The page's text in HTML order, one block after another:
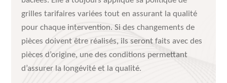
grilles tarifaires variées tout en assurant la qualité
pour chaque intervention. Si des changements de
pièces doivent être réalisés, ils seront faits avec des
pièces d’origine, une des conditions permettant
d’assurer la longévité et la qualité.